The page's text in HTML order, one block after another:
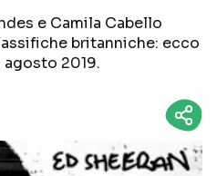
sui social
e Camila Cabello
britanniche: ecco
2019.